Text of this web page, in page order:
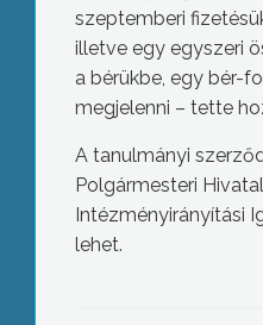
szeptemberi
illetve egy egyszeri
a bérükbe, egy bér-
megjelenni – tette
A tanulmányi
Polgármesteri
Intézményirányítási
lehet.